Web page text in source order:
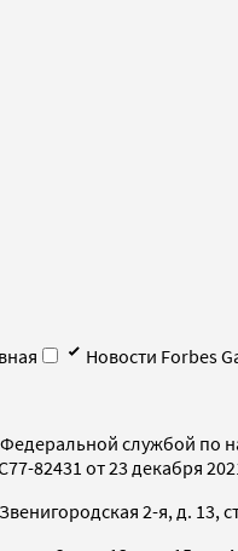
Новости Forbes
Федеральной службой по
82431 от 23 декабря
2-я, д. 13,